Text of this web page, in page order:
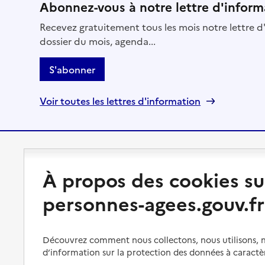
Abonnez-vous à notre lettre
Recevez gratuitement tous les mois notre lettre
dossier du mois, agenda...
S'abonner
Voir toutes les lettres d'information
Perte d'autonomie : évaluation
et droits
Préserver son autonomie et sa
Bénéficier d'aide à domicile
Bénéficier de soins à domicile
Aides financières
Solutions d'accueil temporaire
À propos des cookies
personnes-agees.gouv.fr
Découvrez comment nous collectons, nous
d’information sur la protection des données à